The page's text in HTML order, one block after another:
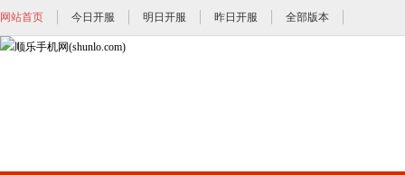
网站首页 今日开服 明日开服 昨日开服 全部版本